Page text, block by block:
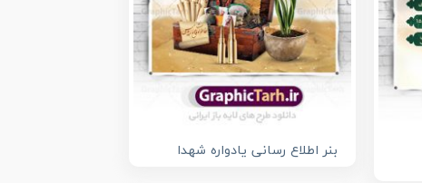
بنر اطلاع رسانی یادواره شهدا